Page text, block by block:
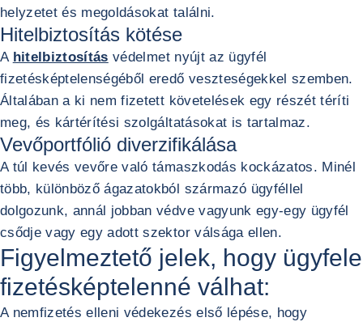
helyzetet és megoldásokat találni.
Hitelbiztosítás kötése
A hitelbiztosítás védelmet nyújt az ügyfél
fizetésképtelenségéből eredő veszteségekkel szemben.
Általában a ki nem fizetett követelések egy részét téríti
meg, és kártérítési szolgáltatásokat is tartalmaz.
Vevőportfólió diverzifikálása
A túl kevés vevőre való támaszkodás kockázatos. Minél
több, különböző ágazatokból származó ügyféllel
dolgozunk, annál jobban védve vagyunk egy-egy ügyfél
csődje vagy egy adott szektor válsága ellen.
Figyelmeztető jelek, hogy ügyfele
fizetésképtelenné válhat:
A nemfizetés elleni védekezés első lépése, hogy